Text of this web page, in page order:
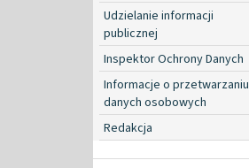
Udzielanie informacji
publicznej
Inspektor Ochrony Danych
Informacje o przetwarzaniu
danych osobowych
Redakcja